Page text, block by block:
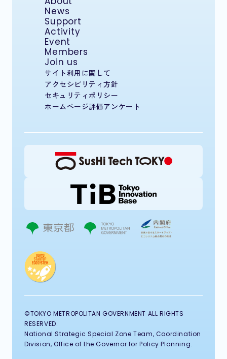
News
Support
Activity
Event
Members
Join us
サイト利用に関して
アクセシビリティ方針
セキュリティポリシー
ホームページ評価アンケート
©TOKYO METROPOLITAN GOVERNMENT ALL RIGHTS
RESERVED.
National Strategic Special Zone Team, Coordination
Division, Office of the Governor for Policy Planning.